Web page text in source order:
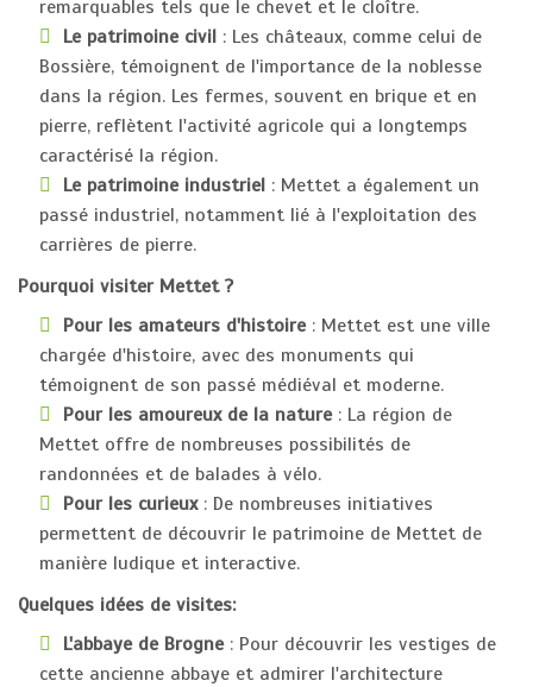
remarquables tels que le chevet et le cloître.
Le patrimoine civil : Les châteaux, comme celui de
Bossière, témoignent de l'importance de la noblesse
dans la région. Les fermes, souvent en brique et en
pierre, reflètent l'activité agricole qui a longtemps
caractérisé la région.
Le patrimoine industriel : Mettet a également un
passé industriel, notamment lié à l'exploitation des
carrières de pierre.
Pourquoi visiter Mettet ?
Pour les amateurs d'histoire: Mettet est une ville
chargée d'histoire, avec des monuments qui
témoignent de son passé médiéval et moderne.
Pour les amoureux de la nature: La région de
Mettet offre de nombreuses possibilités de
randonnées et de balades à vélo.
Pour les curieux: De nombreuses initiatives
permettent de découvrir le patrimoine de Mettet de
manière ludique et interactive.
Quelques idées de visites:
L'abbaye de Brogne: Pour découvrir les vestiges de
cette ancienne abbaye et admirer l'architecture